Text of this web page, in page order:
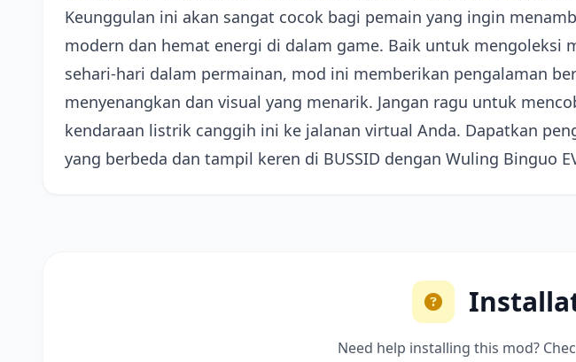
Keunggulan ini akan sangat cocok bagi pemain yang ingin
modern dan hemat energi di dalam game. Baik untuk mengoleksi
sehari-hari dalam permainan, mod ini memberikan pengalaman
menyenangkan dan visual yang menarik. Jangan ragu untuk
kendaraan listrik canggih ini ke jalanan virtual Anda. Dapatkan
yang berbeda dan tampil keren di BUSSID dengan Wuling Binguo
Need help installing this mod?